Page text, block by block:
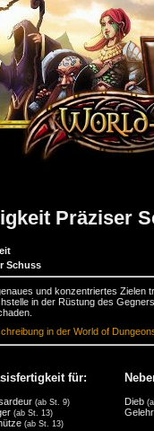
Präziser
Schuss
und konzentriertes Zielen
in der Rüstung des
in der World of
für:
(ab St. 9)
(ab St. 13)
(ab St. 13)
Dieb